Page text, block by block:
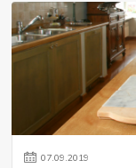
07.09.2019